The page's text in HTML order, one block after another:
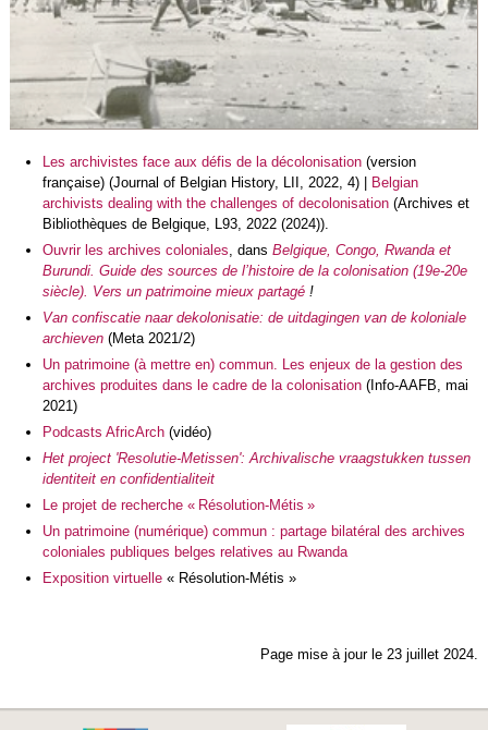
Les archivistes face aux défis de la décolonisation(version
française) (Journal of Belgian History, LII, 2022, 4) |
Belgian
archivists dealing with the challenges of decolonisation(Archives et
Bibliothèques de Belgique, L93, 2022 (2024)).
Ouvrir les archives coloniales, dans Belgique, Congo, Rwanda et
Burundi. Guide des sources de l’histoire de la colonisation (19e-20e
siècle). Vers un patrimoine mieux partagé!
Van confiscatie naar dekolonisatie: de uitdagingen van de koloniale
archieven(Meta 2021/2)
Un patrimoine (à mettre en) commun. Les enjeux de la gestion des
archives produites dans le cadre de la colonisation(Info-AAFB, mai
2021)
Podcasts AfricArch(vidéo)
Het project 'Resolutie-Metissen': Archivalische vraagstukken tussen
identiteit en confidentialiteit
Le projet de recherche « Résolution-Métis »
Un patrimoine (numérique) commun : partage bilatéral des archives
coloniales publiques belges relatives au Rwanda
Exposition virtuelle« Résolution-Métis »
Page mise à jour le 23 juillet 2024.